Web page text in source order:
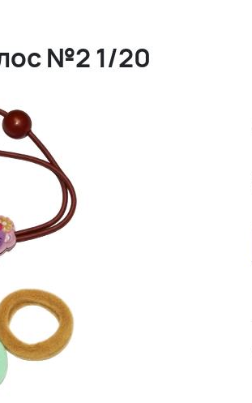
№2 1/20